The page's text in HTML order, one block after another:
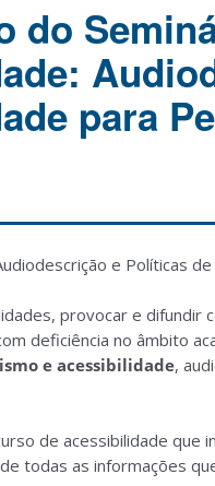
do
para
e Políticas
provocar e
deficiência no âmbito
e acessibilidade,
de acessibilidade que
todas as informações